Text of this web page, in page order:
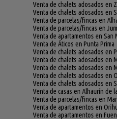
Venta de chalets adosados en
Venta de chalets adosados en
Venta de parcelas/fincas en
Venta de parcelas/fincas en
Venta de apartamentos en San
Venta de Áticos en Punta Prima
Venta de chalets adosados en
Venta de chalets adosados en
Venta de chalets adosados en
Venta de chalets adosados en
Venta de chalets adosados en
Venta de casas en Alhaurín de
Venta de parcelas/fincas en
Venta de apartamentos en
Venta de apartamentos en